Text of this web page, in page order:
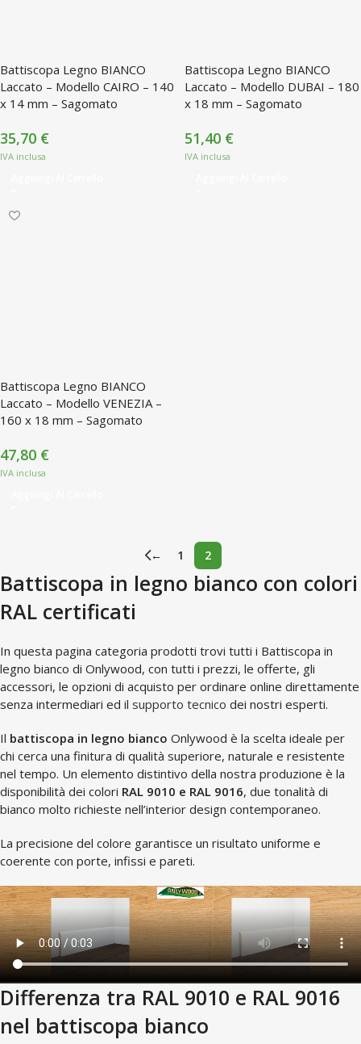
Battiscopa Legno BIANCO
Laccato – Modello CAIRO – 140
x 14 mm – Sagomato
35,70 €
Battiscopa Legno BIANCO
Laccato – Modello DUBAI – 180
x 18 mm – Sagomato
51,40 €
Battiscopa Legno BIANCO
Laccato – Modello VENEZIA –
160 x 18 mm – Sagomato
47,80 €
← 1 2
Battiscopa in legno bianco con colori
RAL certificati
In questa pagina categoria prodotti trovi tutti i Battiscopa in
legno bianco di Onlywood, con tutti i prezzi, le offerte, gli
accessori, le opzioni di acquisto per ordinare online direttamente
senza intermediari ed il supporto tecnico dei nostri esperti.
Il battiscopa in legno bianco Onlywood è la scelta ideale per
chi cerca una finitura di qualità superiore, naturale e resistente
nel tempo. Un elemento distintivo della nostra produzione è la
disponibilità dei colori RAL 9010 e RAL 9016, due tonalità di
bianco molto richieste nell’interior design contemporaneo.
La precisione del colore garantisce un risultato uniforme e
coerente con porte, infissi e pareti.
Differenza tra RAL 9010 e RAL 9016
nel battiscopa bianco